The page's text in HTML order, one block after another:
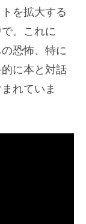
を拡大する
。これに
恐怖、特に
に本と対話
れていま